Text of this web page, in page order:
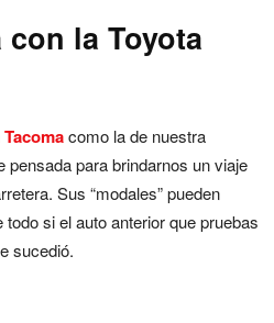
la Toyota
como la de nuestra
pensada para brindarnos un viaje
Sus “modales” pueden
si el auto anterior que pruebas
sucedió.